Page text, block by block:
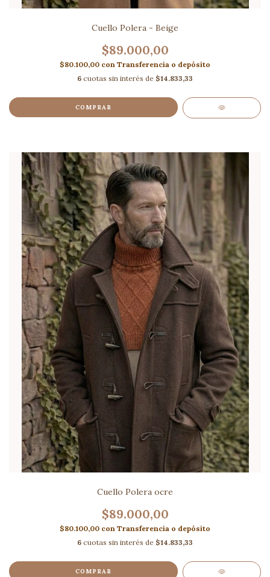
Cuello Polera - Beige
$89.000,00
$80.100,00 con Transferencia o depósito
6 cuotas sin interés de $14.833,33
COMPRAR
Cuello Polera ocre
$89.000,00
$80.100,00 con Transferencia o depósito
6 cuotas sin interés de $14.833,33
COMPRAR